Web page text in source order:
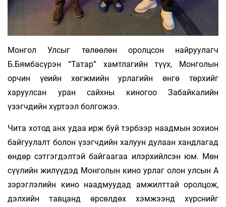
Монгол Улсыг төлөөлөн оролцсон найруулагч
Б.Бямбасүрэн “Татар” хамтлагийн түүх, Монголын
орчин үеийн хөгжмийн урлагийн өнгө төрхийг
харуулсан уран сайхны киногоо Забайкалийн
үзэгчдийн хүртээл болгожээ.
Чита хотод анх удаа ирж буй тэрбээр наадмын зохион
байгуулалт болон үзэгчдийн халуун дулаан хандлагад
өндөр сэтгэгдэлтэй байгаагаа илэрхийлсэн юм. Мөн
сүүлийн жилүүдэд Монголын кино урлаг олон улсын А
зэрэглэлийн кино наадмуудад амжилттай оролцож,
дэлхийн тавцанд өрсөлдөх хэмжээнд хүрснийг